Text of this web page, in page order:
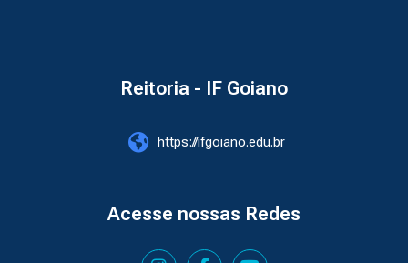
Reitoria - IF Goiano
https://ifgoiano.edu.br
Acesse nossas Redes